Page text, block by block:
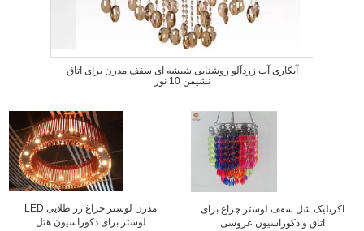
آبکاری آب زردآلو روشنایی شیشه ای سقف مدرن برای اتاق
نشیمن 10 نور
LED مدرن لوستر چراغ رز طلایی
لوستر برای دکوراسیون هتل
اکریلیک شل سقف لوستر چراغ برای
اتاق و دکوراسیون عروسی